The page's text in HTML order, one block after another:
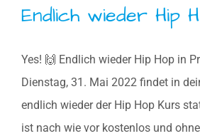
Endlich wieder Hip
Yes! 🙌 Endlich wieder Hip Hop in
Dienstag, 31. Mai 2022 findet in
endlich wieder der Hip Hop Kurs
ist nach wie vor kostenlos und